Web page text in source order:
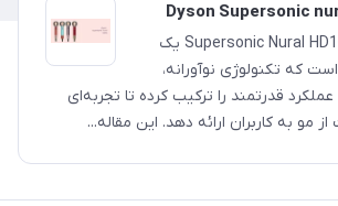
سشوار دایسون Supersonic Nural HD16 یک
که تکنولوژی نوآورانه،
قدرتمند را ترکیب کرده تا تجربه‌ای
مو به کاربران ارائه دهد. این مقاله...